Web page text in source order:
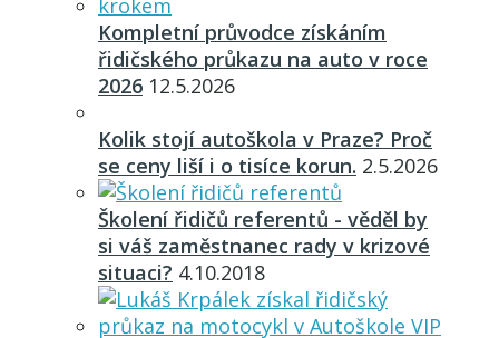
Kompletní průvodce získáním
řidičského průkazu na auto v roce
2026 12.5.2026
Kolik stojí autoškola v Praze? Proč
se ceny liší i o tisíce korun. 2.5.2026
Školení řidičů referentů - věděl by
si váš zaměstnanec rady v krizové
situaci? 4.10.2018